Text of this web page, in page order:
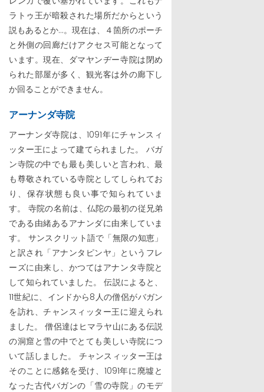
ラトゥ王が暗殺された場所だからという
説もあるとか…。現在は、４箇所のポーチ
と外側の回廊だけアクセス可能となって
います。現在、ダマヤンヂー寺院は閉め
られた部屋が多く、観光客は外の廊下し
か回ることができません。
アーナンダ寺院
アーナンダ寺院は、1091年にチャンスィ
ッター王によって建てられました。 バガ
ン寺院の中でも最も美しいと言われ、最
も尊敬されている寺院としてしられてお
り、保存状態も良い事で知られていま
す。 寺院の名前は、仏陀の最初の従兄弟
である由緒あるアナンダに由来していま
す。 サンスクリット語で「無限の知恵」
と訳され「アナンタピンヤ」というフレ
ーズに由来し、かつてはアナンタ寺院と
して知られていました。 伝説によると、
11世紀に、インドから8人の僧侶がバガン
を訪れ、チャンスィッター王に迎えられ
ました。 僧侶達はヒマラヤ山にある伝説
の洞窟と雪の中でとても美しい寺院につ
いて話しました。 チャンスィッター王は
そのことに感銘を受け、1091年に廃墟と
なった古代バガンの「雪の寺院」のモデ